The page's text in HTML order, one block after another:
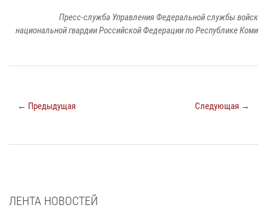
Пресс-служба Управления Федеральной службы войск
национальной гвардии Российской Федерации по Республике Коми
← Предыдущая Следующая →
ЛЕНТА НОВОСТЕЙ